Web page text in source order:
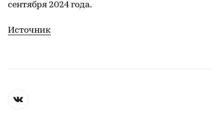
сентября 2024 года.
Источник